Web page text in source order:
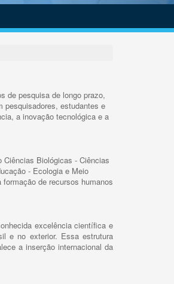
de pesquisa de longo prazo,
pesquisadores, estudantes e
a inovação tecnológica e a
Biológicas - Ciências
- Ecologia e Meio
de recursos humanos
excelência científica e
e no exterior. Essa estrutura
a inserção internacional da